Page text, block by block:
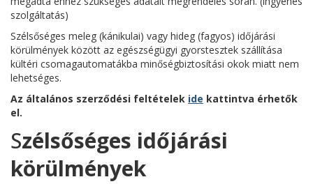
szolgáltatás)
Szélsőséges meleg (kánikulai) vagy hideg (fagyos) időjárási
körülmények között az egészségügyi gyorstesztek szállítása
kültéri csomagautomatákba minőségbiztosítási okok miatt nem
lehetséges.
Az általános szerződési feltételek ide kattintva érhetők
el.
Szélsőséges időjárási
körülmények